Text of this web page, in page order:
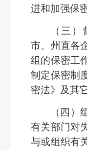
进和加强保
（三
市、州直各
组的保密工
制定保密制
密法》及其
（四）
有关部门对
与或组织有